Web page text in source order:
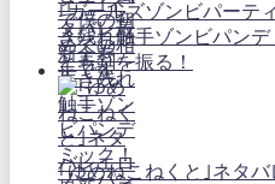
｢ガールズゾンビパーテ
き残れ触手ゾンビパン
とも剣を振る！
｢ゆめねこねくと｣ネタ